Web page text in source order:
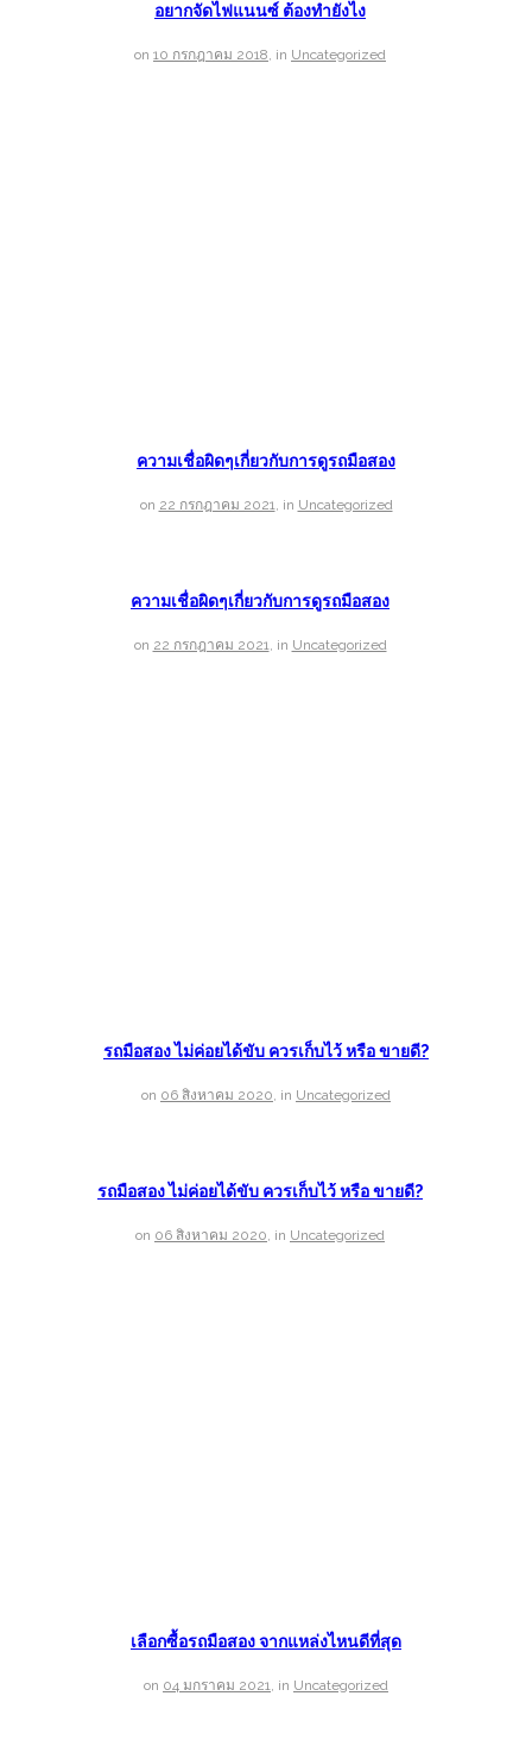
อยากจัดไฟแนนซ์ ต้องทำยังไง
on 10 กรกฎาคม 2018, in Uncategorized
ความเชื่อผิดๆเกี่ยวกับการดูรถมือสอง
on 22 กรกฎาคม 2021, in Uncategorized
ความเชื่อผิดๆเกี่ยวกับการดูรถมือสอง
on 22 กรกฎาคม 2021, in Uncategorized
รถมือสอง ไม่ค่อยได้ขับ ควรเก็บไว้ หรือ ขายดี?
on 06 สิงหาคม 2020, in Uncategorized
รถมือสอง ไม่ค่อยได้ขับ ควรเก็บไว้ หรือ ขายดี?
on 06 สิงหาคม 2020, in Uncategorized
เลือกซื้อรถมือสอง จากแหล่งไหนดีที่สุด
on 04 มกราคม 2021, in Uncategorized